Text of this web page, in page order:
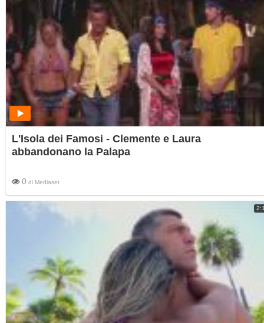
L'Isola dei Famosi - Clemente e Laura
abbandonano la Palapa
0 di Mediaset